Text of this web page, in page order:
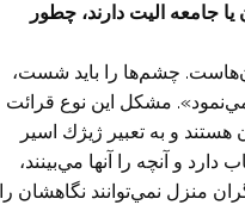
جامعه اليت دارند، چطور
چشم‌ها را بايد شست،
مشكل اين نوع قرائت
و به تعبير ژيژك اسير
و آنچه را آنها مي‌بينند،
منزل نمي‌توانند نگاهشان را